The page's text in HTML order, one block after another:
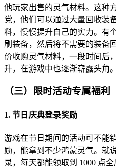
他玩家出售的灵气材料。这种
党，他们可以通过大量回收装
料，慢慢提升自己的实力。有
刷装备，然后将不需要的装备
价收购灵气材料，一段时间后
升，在游戏中也逐渐崭露头角。
（三）限时活动专属福利
1. 节日庆典登录奖励
游戏在节日期间的活动可不能
励，能拿到不少鸿蒙灵气。就
录，每天都能领取到 1000 点